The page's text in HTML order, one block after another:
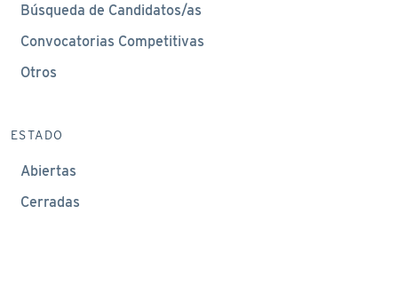
Búsqueda de Candidatos/as
Convocatorias Competitivas
Otros
ESTADO
Abiertas
Cerradas